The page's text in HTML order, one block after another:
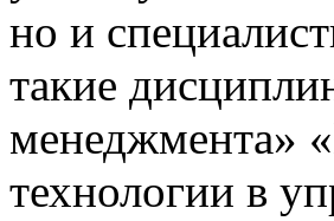
но и
такие
менеджмента»
технологии в